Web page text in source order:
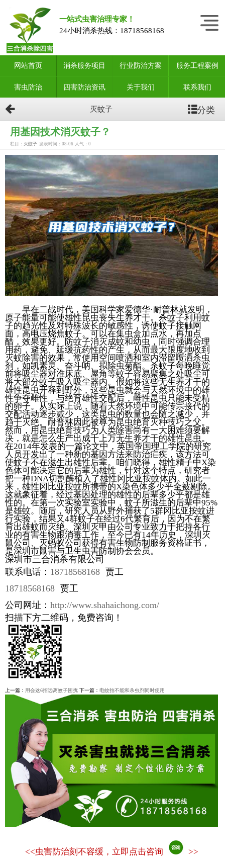
一站式虫害治理专家！
24小时消杀热线： 18718568168
网站首页 消杀服务项目 行业防治方案 服务工程案例
害虫防治 四害防治资讯 关于我们 联系我们
灭蚊子 分类
用基因技术消灭蚊子？
栏目： 灭蚊子 发表时间：08-06 人气： 0
早在二战时代，美国科学家爱德华·耐普林就发明，
原子能量可能使雄性昆虫丧失生养才干。杀蚊子利用蚊
子的趋光性及对特殊波长的敏感性，诱使蚊子接触网
面，高电压烧焦蚊子。可以在集虫盒加点水，再加点
醋，效果更好。防蚊子消灭成蚊和幼虫，同时强调合理
用药，避免、延缓抗药性的产生，从而最大限度地收到
灭蚊除害的效果，常使用空间喷洒和室内滞留喷洒杀虫
剂，如凯素灵、奋斗呐、拟除虫菊酯。杀蚊子每晚睡觉
前将吸尘器对准床底、屋角等蚊子容易聚集之处吸尘可
将大部分蚊子吸入吸尘器内。假如将这些无生养才干的
雄性昆虫开释到野外，这些昆虫就会与天然环境中的雄
性争夺雌性，与绝育雄性交配后，雌性昆虫只能未受精
的卵子。从实际上说，随着天然环境中可能传宗接代的
交配活动逐步减少，这类昆虫的数量也会随之减少，并
趋于灭绝。耐普林因此被尊为昆虫绝育灭种技巧之父。
然而，用昆虫绝育技巧为人类除害尚有一大困难须要解
决，就是怎么生产出成千上万无生养才干的雄性昆虫。
在2014年发表的一篇论文中，英国帝国理工学院的研究
人员开发出了一种新的基因方法来防治疟疾，该方法可
使蚊子不在滋生出雄性后辈。咱们晓得，雄性精子中X染
色体可能决定它的后辈为雄性，针对这个特点，研究者
把一种DNA切割酶植入了雄性冈比亚按蚊体内。如此一
来，雄性冈比亚按蚊所携带的X染色体多少乎全被剔除。
这就象征着，经过基因处理的雄性的后辈多少乎都是雄
性的。在第一次实验室实验中，蚊子所滋生的后辈中95%
是雄蚊。随后，研究人员从野外捕获了5群冈比亚按蚊进
行实验，结果又4群蚊子在经过6代繁育后，因为不在繁
育出雄蚊而灭绝。深圳灭甲由公司专业致力于把持各行
业的有害生物跟消毒工作，至今已有14年历史，深圳灭
鼠公司、灭蚂蚁公司获得有害生物防制服务资格证书，
是深圳市鼠害与卫生虫害防制协会会员。
深圳市三合消杀有限公司
联系电话： 18718568168 贾工
18718568168 贾工
公司网址： http://www.shahaichong.com/
扫描下方二维码，免费咨询！
上一篇： 用会这6招远离蚊子困扰 下一篇： 电蚊拍不能和杀虫剂同时使用
<<虫害防治刻不容缓，立即点击咨询 >>